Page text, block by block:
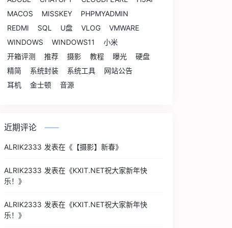
MACOS
MISSKEY
PHPMYADMIN
REDMI
SQL U盘 VLOG
VMWARE
WINDOWS
WINDOWS11
小米
开箱评测
推荐 摄影 教程 曝光
硬盘
精简
系统封装 系统工具
网站公告
耳机
金士顿 音源
近期评论
ALRIK2333 发表在《 【摄影】新春》
ALRIK2333 发表在《KXIT.NET祝大家新年快
乐！ 》
ALRIK2333 发表在《KXIT.NET祝大家新年快
乐！ 》